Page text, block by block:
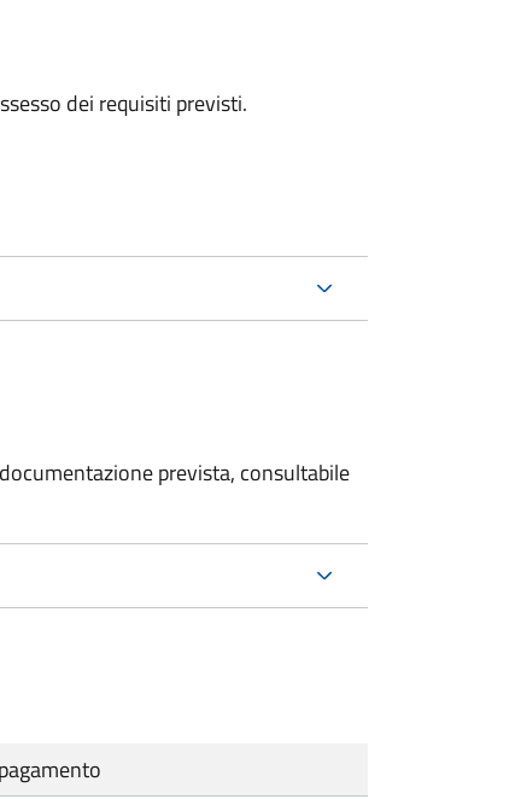
dei requisiti previsti.
prevista, consultabile